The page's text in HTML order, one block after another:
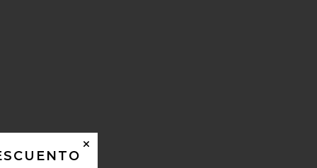
BOIS DE BALINCOURT